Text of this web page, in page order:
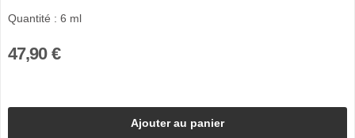
Quantité : 6 ml
47,90 €
Ajouter au panier